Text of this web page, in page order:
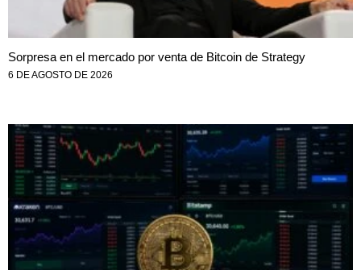
Sorpresa en el mercado por venta de Bitcoin de Strategy
6 DE AGOSTO DE 2026